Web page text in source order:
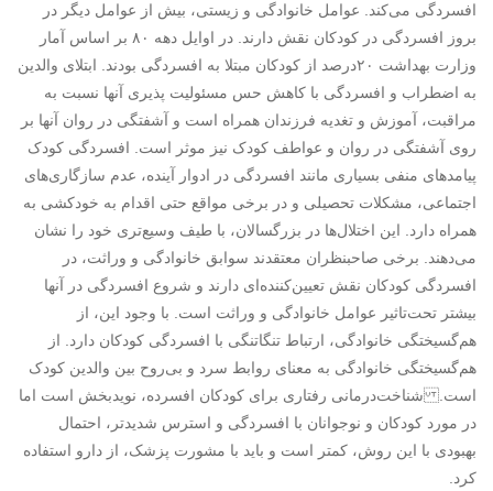
افسردگی می‌کند. عوامل خانوادگی و زیستی، بیش‌ از عوامل دیگر در
بروز افسردگی در کودکان نقش دارند. در اوایل دهه ۸۰ بر اساس آمار
وزارت بهداشت ۲۰‌درصد از کودکان مبتلا به افسردگی بودند. ابتلای والدین
به اضطراب و افسردگی با کاهش حس مسئولیت پذیری آنها نسبت به
مراقبت، آموزش و تغدیه فرزندان همراه است و آشفتگی در روان آنها بر
روی آشفتگی در روان و عواطف کودک نیز موثر است. افسردگی کودک
پیامدهای منفی بسیاری مانند افسردگی‌ در ادوار آینده، عدم سازگاری‌های
اجتماعی، مشکلات تحصیلی و در برخی مواقع حتی اقدام به خودکشی به
همراه دارد. این اختلال‌ها در بزرگسالان، با طیف وسیع‌تری خود را نشان‌
می‌دهند. برخی صاحبنظران معتقدند سوابق خانوادگی و وراثت، در
افسردگی کودکان نقش تعیین‌کننده‌ای دارند و شروع افسردگی در آنها
بیشتر تحت‌تاثیر عوامل خانوادگی و وراثت است. با وجود این، از
هم‌گسیختگی خانوادگی، ارتباط تنگاتنگی با افسردگی کودکان دارد. از
هم‌گسیختگی خانوادگی به معنای روابط سرد و بی‌روح بین والدین کودک
است. شناخت‌درمانی رفتاری برای کودکان افسرده، نویدبخش است اما
در مورد کودکان و نوجوانان با افسردگی و استرس شدیدتر، احتمال
بهبودی با این روش، کمتر است و باید با مشورت پزشک، از دارو استفاده
کرد.